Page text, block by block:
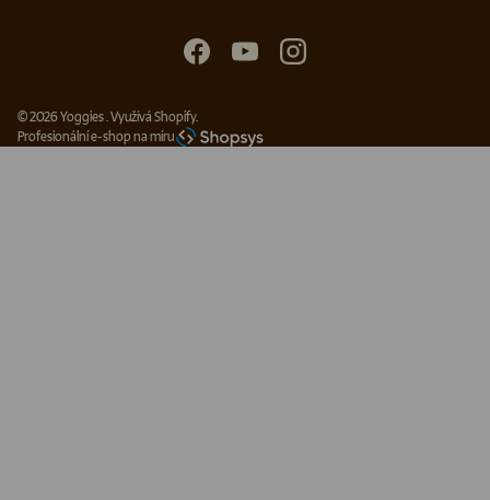
FacebookYouTubeInstagram
© 2026Yoggies.Využívá Shopify.
Profesionální e-shop na míru